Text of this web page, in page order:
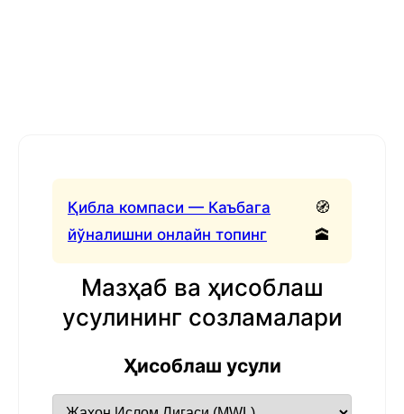
Қибла компаси — Каъбага
йўналишни онлайн топинг
🧭
🕋
Мазҳаб ва ҳисоблаш
усулининг созламалари
Ҳисоблаш усули